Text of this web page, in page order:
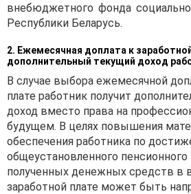
внебюджетного фонда
Республики Беларусь.
2. Ежемесячная доплата к
дополнительный текущий доход
В случае выбора ежемесячной
плате работник получит
доход вместо права на
будущем. В целях повышения
обеспечения работника по
общеустановленного пенсионного
полученных денежных средств в
заработной плате может быть